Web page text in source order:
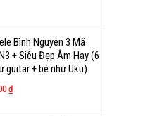
Bình Nguyên 3 Mã
+ Siêu Đẹp Âm Hay (6
guitar + bé như Uku)
₫